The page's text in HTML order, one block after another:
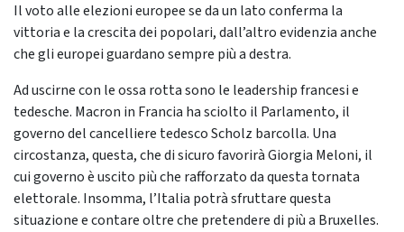
Il voto alle elezioni europee se da un lato conferma la
vittoria e la crescita dei popolari, dall’altro evidenzia anche
che gli europei guardano sempre più a destra.
Ad uscirne con le ossa rotta sono le leadership francesi e
tedesche. Macron in Francia ha sciolto il Parlamento, il
governo del cancelliere tedesco Scholz barcolla. Una
circostanza, questa, che di sicuro favorirà Giorgia Meloni, il
cui governo è uscito più che rafforzato da questa tornata
elettorale. Insomma, l’Italia potrà sfruttare questa
situazione e contare oltre che pretendere di più a Bruxelles.